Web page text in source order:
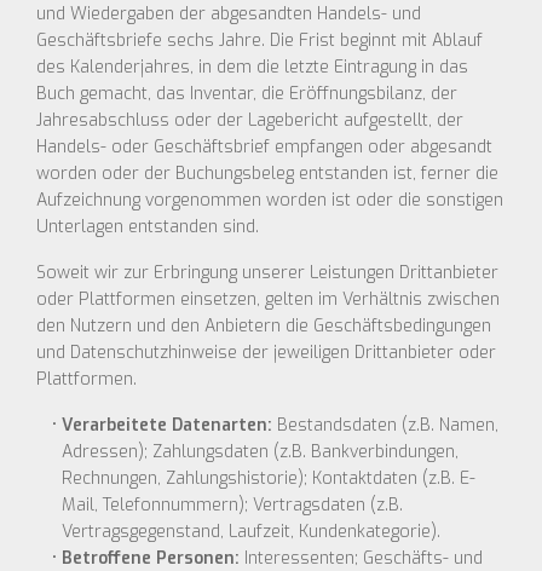
und Wiedergaben der abgesandten Handels- und
Geschäftsbriefe sechs Jahre. Die Frist beginnt mit Ablauf
des Kalenderjahres, in dem die letzte Eintragung in das
Buch gemacht, das Inventar, die Eröffnungsbilanz, der
Jahresabschluss oder der Lagebericht aufgestellt, der
Handels- oder Geschäftsbrief empfangen oder abgesandt
worden oder der Buchungsbeleg entstanden ist, ferner die
Aufzeichnung vorgenommen worden ist oder die sonstigen
Unterlagen entstanden sind.
Soweit wir zur Erbringung unserer Leistungen Drittanbieter
oder Plattformen einsetzen, gelten im Verhältnis zwischen
den Nutzern und den Anbietern die Geschäftsbedingungen
und Datenschutzhinweise der jeweiligen Drittanbieter oder
Plattformen.
Verarbeitete Datenarten: Bestandsdaten (z.B. Namen,
Adressen); Zahlungsdaten (z.B. Bankverbindungen,
Rechnungen, Zahlungshistorie); Kontaktdaten (z.B. E-
Mail, Telefonnummern); Vertragsdaten (z.B.
Vertragsgegenstand, Laufzeit, Kundenkategorie).
Betroffene Personen: Interessenten; Geschäfts- und